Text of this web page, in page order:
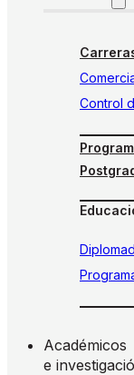
Control
Académicos
e